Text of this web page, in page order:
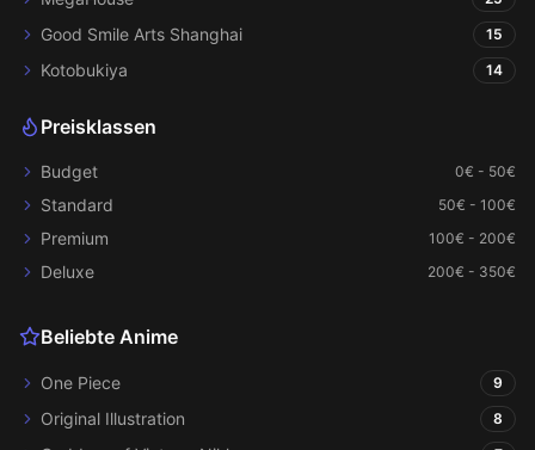
Good Smile Arts Shanghai 15
Kotobukiya 14
Preisklassen
Budget 0€ - 50€
Standard 50€ - 100€
Premium 100€ - 200€
Deluxe 200€ - 350€
Beliebte Anime
One Piece 9
Original Illustration 8